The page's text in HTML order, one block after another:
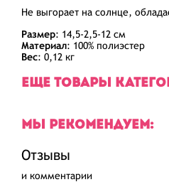
Не выгорает на солнце,
Размер: 14,5-2,5-12 см
Материал: 100% полиэстер
Вес: 0,12 кг
ЕЩЕ ТОВАРЫ
МЫ РЕКОМЕНДУЕМ:
Отзывы
и комментарии